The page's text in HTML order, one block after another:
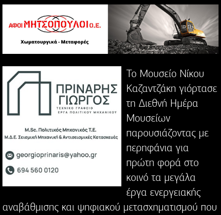
Το Μουσείο Νίκου
Καζαντζάκη γιόρτασε
τη Διεθνή Ημέρα
Μουσείων
παρουσιάζοντας με
περηφάνια για
πρώτη φορά στο
κοινό τα μεγάλα
έργα ενεργειακής
αναβάθμισης και ψηφιακού μετασχηματισμού που